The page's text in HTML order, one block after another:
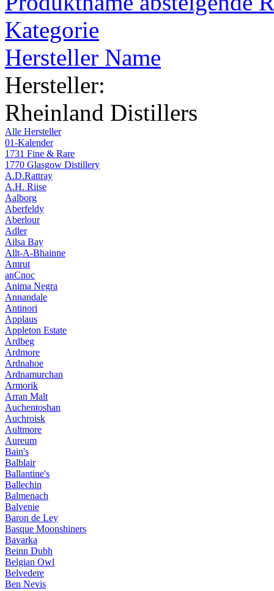
Kategorie
Hersteller Name
Hersteller:
Rheinland Distillers
Alle Hersteller
01-Kalender
1731 Fine & Rare
1770 Glasgow Distillery
A.D.Rattray
A.H. Riise
Aalborg
Aberfeldy
Aberlour
Adler
Ailsa Bay
Allt-A-Bhainne
Amrut
anCnoc
Anima Negra
Annandale
Antinori
Applaus
Appleton Estate
Ardbeg
Ardmore
Ardnahoe
Ardnamurchan
Armorik
Arran Malt
Auchentoshan
Auchroisk
Aultmore
Aureum
Bain's
Balblair
Ballantine's
Ballechin
Balmenach
Balvenie
Baron de Ley
Basque Moonshiners
Bavarka
Beinn Dubh
Belgian Owl
Belvedere
Ben Nevis